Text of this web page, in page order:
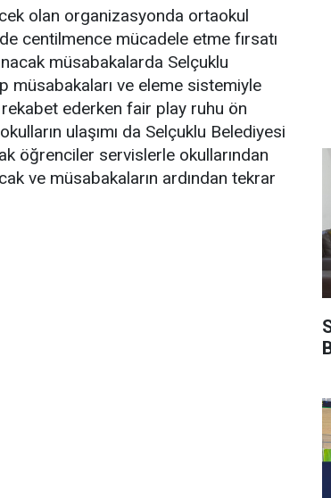
olan organizasyonda ortaokul
centilmence mücadele etme fırsatı
müsabakalarda Selçuklu
müsabakaları ve eleme sistemiyle
ederken fair play ruhu ön
ulaşımı da Selçuklu Belediyesi
öğrenciler servislerle okullarından
ve müsabakaların ardından tekrar